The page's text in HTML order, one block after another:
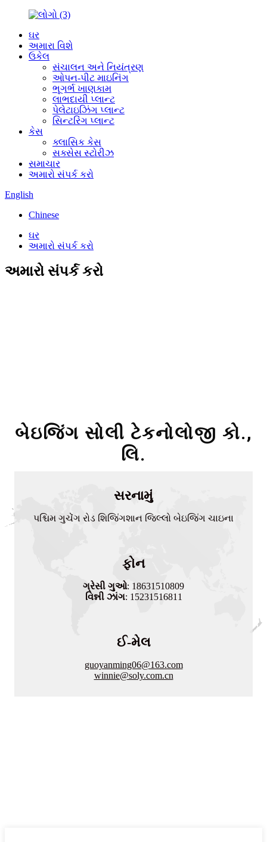
ઘર
અમારા વિશે
ઉકેલ
સંચાલન અને નિયંત્રણ
ઓપન-પીટ માઇનિંગ
ભૂગર્ભ ખાણકામ
લાભદાયી પ્લાન્ટ
પેલેટાઇઝિંગ પ્લાન્ટ
સિન્ટરિંગ પ્લાન્ટ
કેસ
ક્લાસિક કેસ
સક્સેસ સ્ટોરીઝ
સમાચાર
અમારો સંપર્ક કરો
English
Chinese
ઘર
અમારો સંપર્ક કરો
અમારો સંપર્ક કરો
બેઇજિંગ સોલી ટેકનોલોજી કો.,
લિ.
સરનામું
પશ્ચિમ ગુચેંગ રોડ શિજિંગશાન જિલ્લો બેઇજિંગ ચાઇના
ફોન
ગ્રેસી ગુઓ: 18631510809
વિન્ની ઝાંગ: 15231516811
ઈ-મેલ
guoyanming06@163.com
winnie@soly.com.cn